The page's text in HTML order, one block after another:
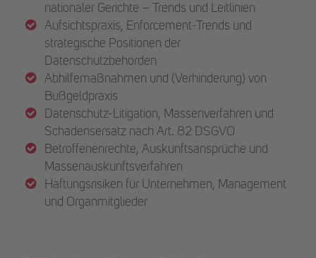
nationaler Gerichte – Trends und Leitlinien
Aufsichtspraxis, Enforcement-Trends und
strategische Positionen der
Datenschutzbehörden
Abhilfemaßnahmen und (Verhinderung) von
Bußgeldpraxis
Datenschutz-Litigation, Massenverfahren und
Schadensersatz nach Art. 82 DSGVO
Betroffenenrechte, Auskunftsansprüche und
Massenauskunftsverfahren
Haftungsrisiken für Unternehmen, Management
und Organmitglieder